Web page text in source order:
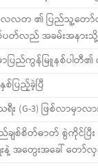
လတ ၏ ပြည်သူ့တော်လှ
ပတ်လည် အခမ်းအနား
ာပြည်ကွန်မြူနစ်ပါတီ၏
နှစ်ပြည့်ခဲ့ပြီ
ရီး (G-3) ဖြစ်လာမှာလာ
ချစ်စိတ်ဓာတ် စွဲကိုင်ပြီ
းနဲ့ အတွေးအခေါ် တော်